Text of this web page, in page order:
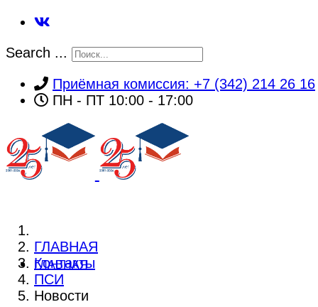
Search ...
Приёмная комиссия: +7 (342) 214 26 16
ПН - ПТ 10:00 - 17:00
ГЛАВНАЯ
ГЛАВНАЯ
Контакты
ПСИ
Новости